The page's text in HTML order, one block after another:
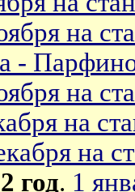
на
-
на
на
на
год. 1